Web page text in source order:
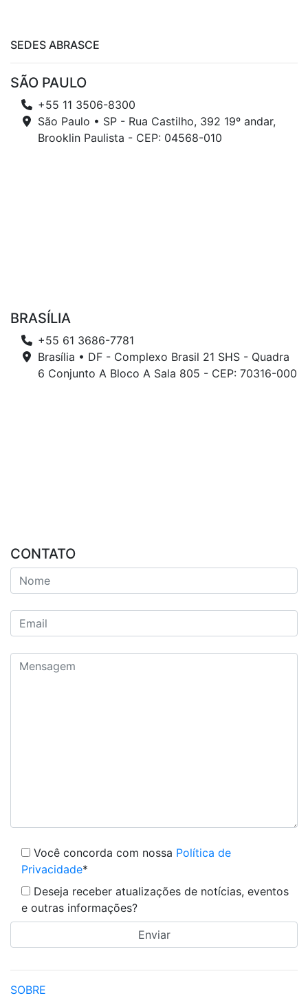
SEDES ABRASCE
SÃO PAULO
+55 11 3506-8300
São Paulo • SP - Rua Castilho, 392 19º andar,
Brooklin Paulista - CEP: 04568-010
BRASÍLIA
+55 61 3686-7781
Brasília • DF - Complexo Brasil 21 SHS - Quadra
6 Conjunto A Bloco A Sala 805 - CEP: 70316-000
CONTATO
Você concorda com nossa Política de
Privacidade*
Deseja receber atualizações de notícias, eventos
e outras informações?
SOBRE